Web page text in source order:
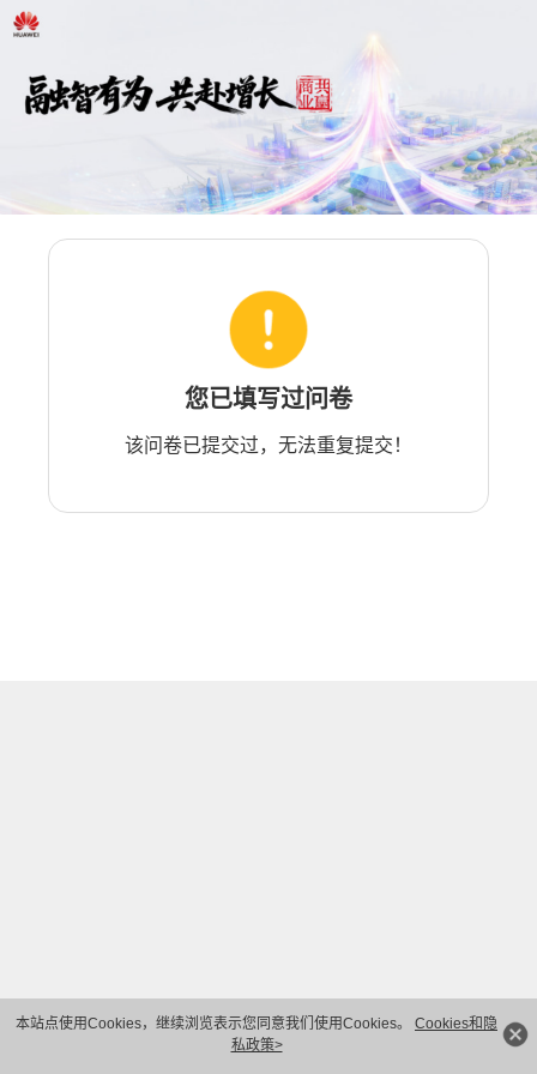
本站点使用Cookies，继续浏览表示您同意我们使用Cookies。 Cookies和隐
私政策>
您已填写过问卷
该问卷已提交过，无法重复提交！